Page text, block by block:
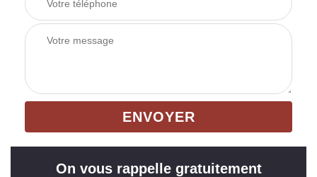
On vous rappelle gratuitement